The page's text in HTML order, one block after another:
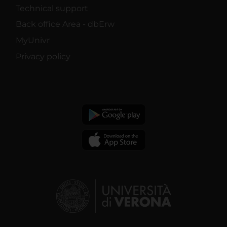
Technical support
Back office Area - dbErw
MyUnivr
Privacy policy